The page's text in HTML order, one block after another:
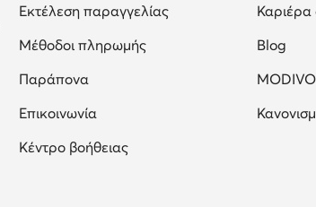
Εκτέλεση παραγγελίας
Μέθοδοι πληρωμής
Παράπονα
Επικοινωνία
Κέντρο βοήθειας
Blog